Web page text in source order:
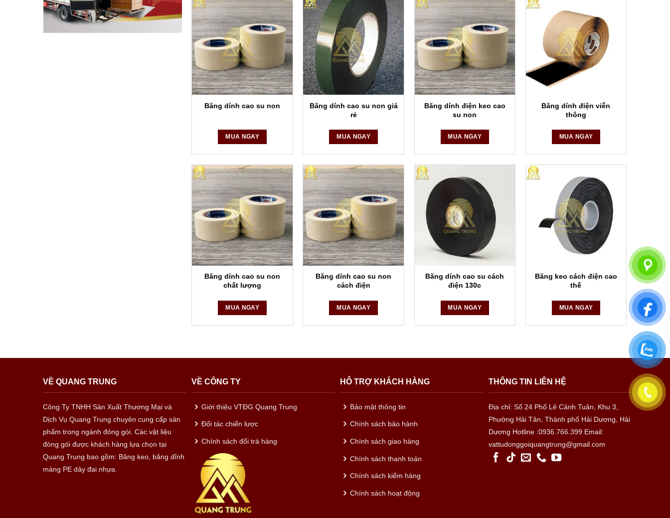
Băng dính cao su non là một lựa chọn tuyệt vời cho những ai cần một giải pháp đóng gói hoặc sửa chữa có độ bám dính mạnh
và khả năng thích ứng với nhiều loại bề mặt.
Băng dính cao su non
MUA NGAY
Băng dính cao su non giá
rẻ
MUA NGAY
Băng dính điện keo cao
su non
MUA NGAY
Băng dính điện viễn
thông
MUA NGAY
Băng dính cao su non
chất lượng
MUA NGAY
Băng dính cao su non
cách điện
MUA NGAY
Băng dính cao su cách
điện 130c
MUA NGAY
Băng keo cách điện cao
thế
MUA NGAY
VỀ QUANG TRUNG
Công Ty TNHH Sản Xuất Thương Mại và
Dịch Vụ Quang Trung chuyên cung cấp sản
phẩm trong ngành đóng gói. Các vật liệu
đóng gói được khách hàng lựa chọn tại
Quang Trung bao gồm: Băng keo, băng dĩnh
màng PE dây đai nhựa.
VỀ CÔNG TY
Giới thiệu VTĐG Quang Trung
Đối tác chiến lược
Chính sách đổi trả hàng
HỖ TRỢ KHÁCH HÀNG
Bảo mật thông tin
Chính sách bảo hành
Chính sách giao hàng
Chính sách thanh toán
Chính sách kiểm hàng
Chính sách hoạt động
THÔNG TIN LIÊN HỆ
Địa chỉ: Số 24 Phố Lê Cảnh Tuân, Khu 3,
Phường Hải Tân, Thành phố Hải Dương, Hải
Dương Hotline :0936.766.399 Email:
vattudonggoiquangtrung@gmail.com